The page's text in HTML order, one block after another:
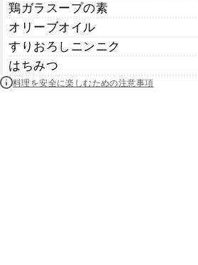
鶏ガラスープの素
オリーブオイル
すりおろしニンニク
はちみつ
料理を安全に楽しむための注意事項